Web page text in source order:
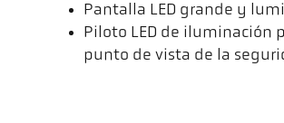
Pantalla LED grande y
Piloto LED de iluminación
punto de vista de la